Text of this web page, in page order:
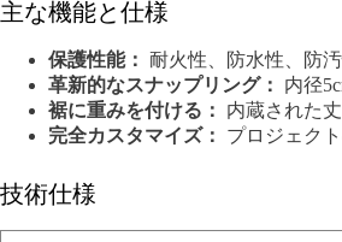
主な機能と仕様
保護性能： 耐火性、防水性、防
革新的なスナップリング：
内径
裾に重みを付ける：
内蔵された
完全カスタマイズ：
プロジェク
技術仕様